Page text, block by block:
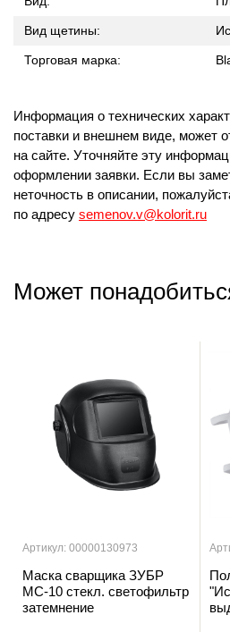
Вид щетины:
Торговая марка:
Информация о технических
поставки и внешнем виде, может
на сайте. Уточняйте эту
оформлении заявки. Если вы
неточность в описании,
по адресу semenov.v@kolorit.ru
Может
Артикул: 00000130973
Маска сварщика ЗУБР
МС-10 стекл. светофильтр
затемнение